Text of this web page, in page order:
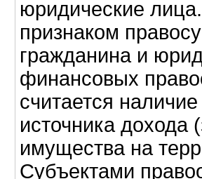
юридические
признаком
гражданина и
финансовых
считается
источника дохода
имущества на
Субъектами